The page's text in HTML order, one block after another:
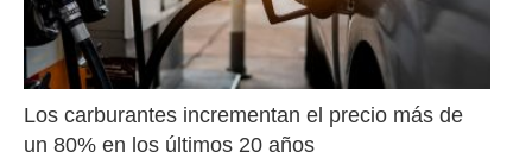
Los carburantes incrementan el precio más de
un 80% en los últimos 20 años